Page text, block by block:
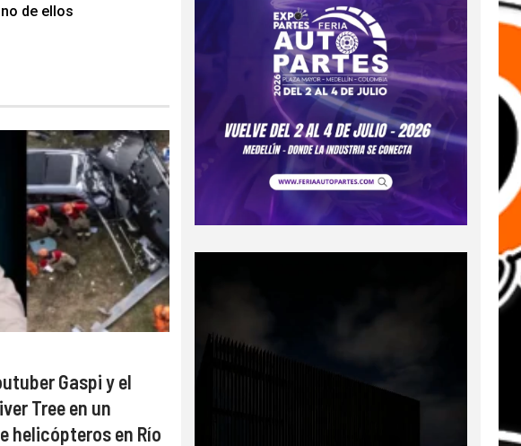
de ellos
Gaspi y el
Tree en un
helicópteros en Río